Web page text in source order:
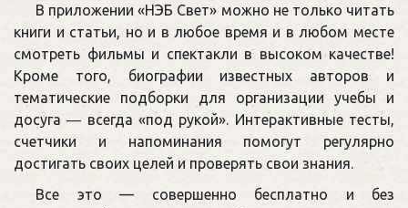
В приложении «НЭБ Свет» можно не только читать
книги и статьи, но и в любое время и в любом месте
смотреть фильмы и спектакли в высоком качестве!
Кроме того, биографии известных авторов и
тематические подборки для организации учебы и
досуга ― всегда «под рукой». Интерактивные тесты,
счетчики и напоминания помогут регулярно
достигать своих целей и проверять свои знания.
Все это — совершенно бесплатно и без